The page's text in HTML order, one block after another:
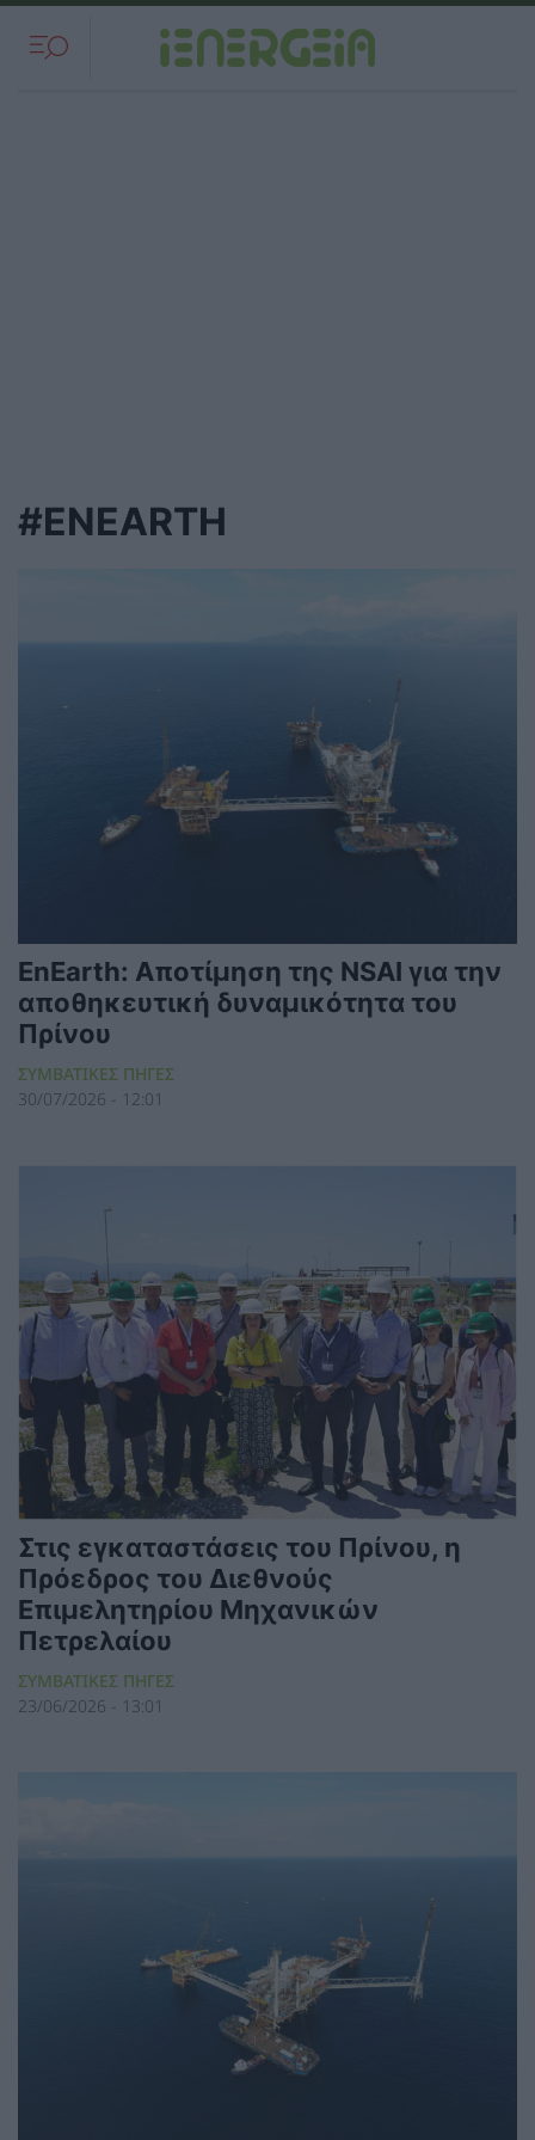
#ENEARTH
EnEarth: Αποτίμηση της NSAI για την
αποθηκευτική δυναμικότητα του
Πρίνου
ΣΥΜΒΑΤΙΚΕΣ ΠΗΓΕΣ
30/07/2026 - 12:01
Στις εγκαταστάσεις του Πρίνου, η
Πρόεδρος του Διεθνούς
Επιμελητηρίου Μηχανικών
Πετρελαίου
ΣΥΜΒΑΤΙΚΕΣ ΠΗΓΕΣ
23/06/2026 - 13:01